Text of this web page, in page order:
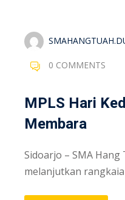
0 COMMENTS
MPLS Hari
Membara
Sidoarjo – SMA Hang
melanjutkan